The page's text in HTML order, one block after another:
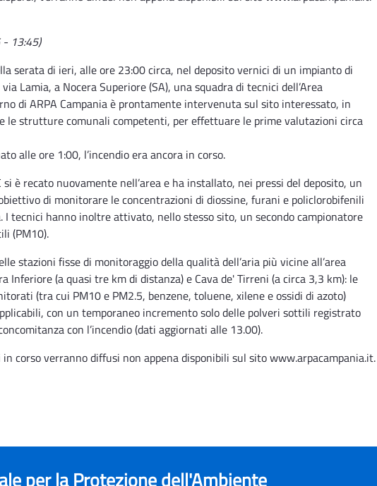
- 13:45)
serata di ieri, alle ore 23:00 circa, nel deposito vernici di un impianto di
Lamia, a Nocera Superiore (SA), una squadra di tecnici dell’Area
di ARPA Campania è prontamente intervenuta sul sito interessato, in
le strutture comunali competenti, per effettuare le prime valutazioni circa
alle ore 1:00, l’incendio era ancora in corso.
è recato nuovamente nell’area e ha installato, nei pressi del deposito, un
di monitorare le concentrazioni di diossine, furani e policlorobifenili
tecnici hanno inoltre attivato, nello stesso sito, un secondo campionatore
(PM10).
stazioni fisse di monitoraggio della qualità dell’aria più vicine all’area
Inferiore (a quasi tre km di distanza) e Cava de' Tirreni (a circa 3,3 km): le
(tra cui PM10 e PM2.5, benzene, toluene, xilene e ossidi di azoto)
con un temporaneo incremento solo delle polveri sottili registrato
con l’incendio (dati aggiornati alle 13.00).
corso verranno diffusi non appena disponibili sul sito www.arpacampania.it.
per la Protezione dell'Ambiente